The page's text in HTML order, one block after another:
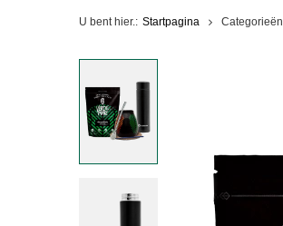
U bent hier.: Startpagina Categorieën